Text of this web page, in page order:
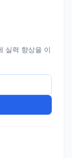
실력 향상을 이